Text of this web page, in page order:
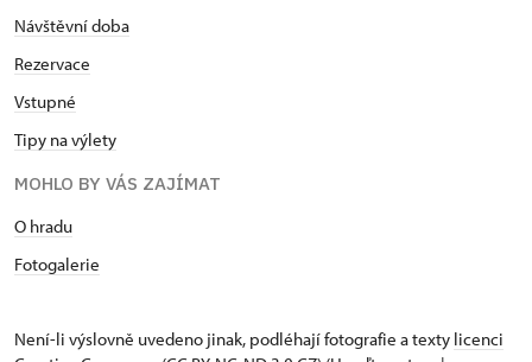
Návštěvní doba
Rezervace
Vstupné
Tipy na výlety
MOHLO BY VÁS ZAJÍMAT
O hradu
Fotogalerie
Není-li výslovně uvedeno jinak, podléhají fotografie a texty licenci